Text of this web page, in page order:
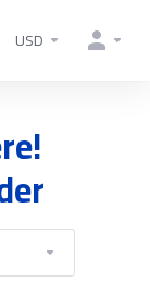
USD